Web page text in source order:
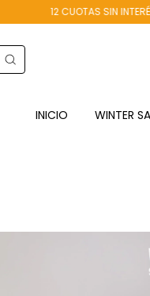
12 CUOTAS SIN INTERÉS
INICIO WINTER